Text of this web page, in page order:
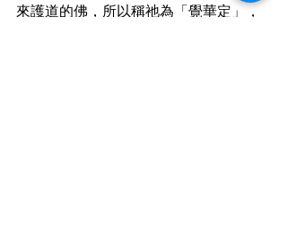
來護道的佛，所以稱祂為「覺華定」，